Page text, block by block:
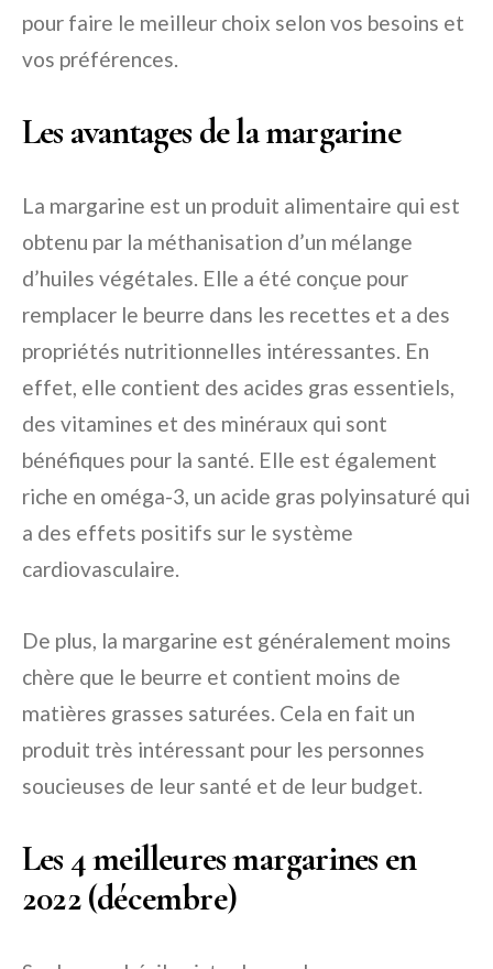
pour faire le meilleur choix selon vos besoins et
vos préférences.
Les avantages de la margarine
La margarine est un produit alimentaire qui est
obtenu par la méthanisation d’un mélange
d’huiles végétales. Elle a été conçue pour
remplacer le beurre dans les recettes et a des
propriétés nutritionnelles intéressantes. En
effet, elle contient des acides gras essentiels,
des vitamines et des minéraux qui sont
bénéfiques pour la santé. Elle est également
riche en oméga-3, un acide gras polyinsaturé qui
a des effets positifs sur le système
cardiovasculaire.
De plus, la margarine est généralement moins
chère que le beurre et contient moins de
matières grasses saturées. Cela en fait un
produit très intéressant pour les personnes
soucieuses de leur santé et de leur budget.
Les 4 meilleures margarines en
2022 (décembre)